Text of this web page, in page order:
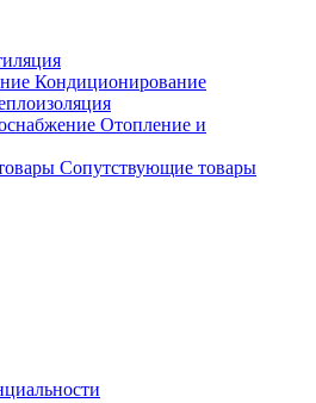
Кондиционирование
Отопление и
Сопутствующие товары